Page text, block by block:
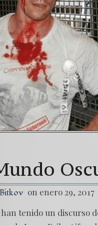
Una
7.
on enero 29, 2017
tenido un discurso